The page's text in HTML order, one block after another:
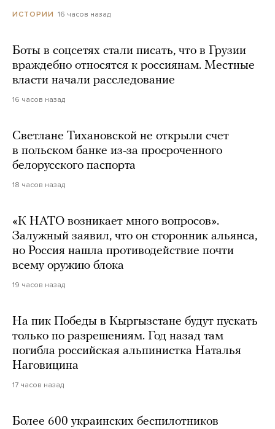
ИСТОРИИ 16 часов назад
Боты в соцсетях стали писать, что в Грузии
враждебно относятся к россиянам. Местные
власти начали расследование
16 часов назад
Светлане Тихановской не открыли счет
в польском банке из-за просроченного
белорусского паспорта
18 часов назад
«К НАТО возникает много вопросов».
Залужный заявил, что он сторонник альянса,
но Россия нашла противодействие почти
всему оружию блока
19 часов назад
На пик Победы в Кыргызстане будут пускать
только по разрешениям. Год назад там
погибла российская альпинистка Наталья
Наговицина
17 часов назад
Более 600 украинских беспилотников